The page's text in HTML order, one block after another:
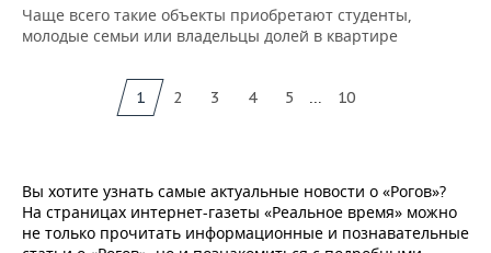
Чаще всего такие объекты приобретают студенты,
молодые семьи или владельцы долей в квартире
1 2 3 4 5 ... 10
Вы хотите узнать самые актуальные новости о «Рогов»?
На страницах интернет-газеты «Реальное время» можно
не только прочитать информационные и познавательные